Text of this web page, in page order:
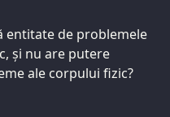
entitate de problemele
și nu are putere
ale corpului fizic?